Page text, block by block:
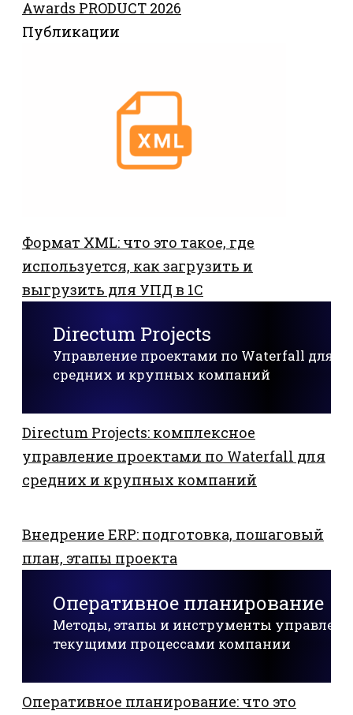
Awards PRODUCT 2026
Публикации
Формат XML: что это такое, где
используется, как загрузить и
выгрузить для УПД в 1С
Directum Projects
Управление проектами по Waterfall для
средних и крупных компаний
Directum Projects: комплексное
управление проектами по Waterfall для
средних и крупных компаний
Внедрение ERP: подготовка, пошаговый
план, этапы проекта
Оперативное планирование
Методы, этапы и инструменты
текущими процессами компании
Оперативное планирование: что это